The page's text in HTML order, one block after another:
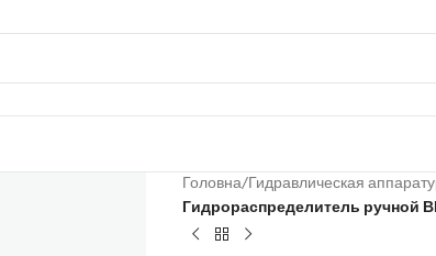
Головна/Гидравлическая
Гидрораспределитель ручной